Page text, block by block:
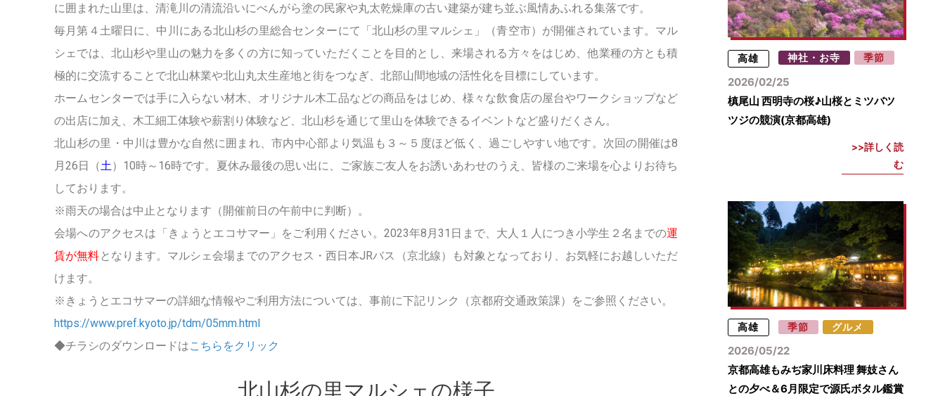
に囲まれた山里は、清滝川の清流沿いにべんがら塗の民家や丸太乾燥庫の古い建築が建ち並ぶ風情あふれる集落です。
毎月第４土曜日に、中川にある北山杉の里総合センターにて「北山杉の里マルシェ」（青空市）が開催されています。マル
シェでは、北山杉や里山の魅力を多くの方に知っていただくことを目的とし、来場される方々をはじめ、他業種の方とも積
極的に交流することで北山林業や北山丸太生産地と街をつなぎ、北部山間地域の活性化を目標にしています。
ホームセンターでは手に入らない材木、オリジナル木工品などの商品をはじめ、様々な飲食店の屋台やワークショップなど
の出店に加え、木工細工体験や薪割り体験など、北山杉を通じて里山を体験できるイベントなど盛りだくさん。
北山杉の里・ 中川は豊かな自然に囲まれ、市内中心部より気温も３～５度ほど低く、過ごしやすい地です。次回の開催は8
月26日（土 ）10時～16時です。夏休み最後の思い出に、ご家族ご友人をお誘いあわせのうえ、皆様のご来場を心よりお待ち
しております。
※雨天の場合は中止となります（開催前日の午前中に判断）。
会場へのアクセスは「きょうとエコサマー」をご利用ください。2023年8月31日まで、大人１人につき小学生２名までの運
賃が無料 となります。マルシェ会場までのアクセス・西日本JRバス（京北線）も対象となっており、お気軽にお越しいただ
けます。
※きょうとエコサマーの詳細な情報やご利用方法については、事前に下記リンク（京都府交通政策課）をご参照ください。
https://www.pref.kyoto.jp/tdm/05mm.html
◆チラシのダウンロードはこちらをクリック
北山杉の里マルシェの様子
高雄 神社・お寺 季節
2026/02/25
槙尾山 西明寺の桜♪山桜とミツバツ
ツジの競演(京都高雄)
詳しく読
む
高雄 季節 グルメ
2026/05/22
京都高雄もみぢ家川床料理 舞妓さん
との夕べ＆6月限定で源氏ボタル鑑賞